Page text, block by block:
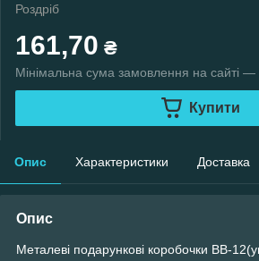
Роздріб
161,70 ₴
Мінімальна сума замовлення на сайті
Купити
Опис Характеристики Доставка
Опис
Металеві подарункові коробочки ВВ-